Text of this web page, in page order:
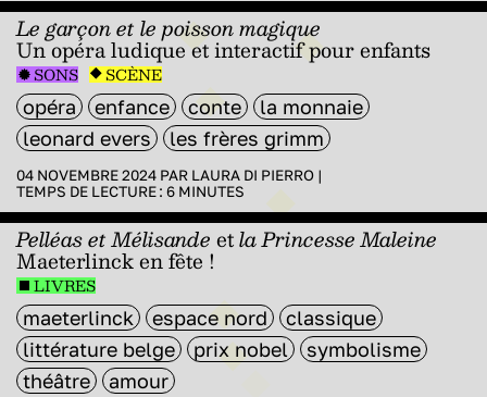
Le garçon et le poisson magique
Un opéra ludique et interactif pour enfants
SONS SCÈNE
opéra enfance conte
la monnaie
leonard evers
les frères grimm
04 NOVEMBRE 2024 PAR LAURA DI PIERRO |
TEMPS DE LECTURE : 6 MINUTES
Pelléas et Mélisandeetla Princesse Maleine
Maeterlinck en fête !
LIVRES
maeterlinck espace nord
classique
littérature belge
prix nobel
symbolisme
théâtre
amour